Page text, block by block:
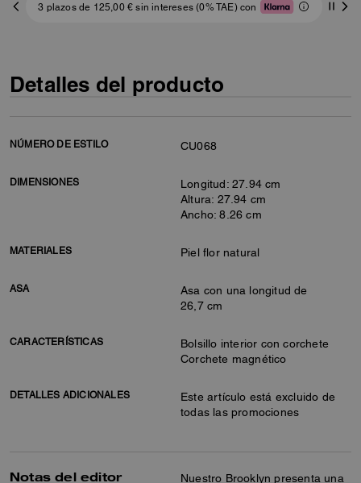
3 plazos de 125,00 € sin intereses (0% TAE) con
Detalles del producto
NÚMERO DE ESTILO CU068
DIMENSIONES
Longitud: 27.94 cm
Altura: 27.94 cm
Ancho: 8.26 cm
MATERIALES Piel flor natural
ASA
Asa con una longitud de
26,7 cm
CARACTERÍSTICAS
Bolsillo interior con corchete
Corchete magnético
DETALLES ADICIONALES
Este artículo está excluido de
todas las promociones
Notas del editor
Nuestro Brooklyn presenta una